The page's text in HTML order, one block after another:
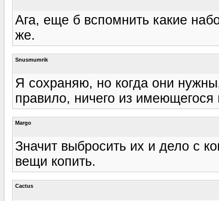
Ага, еще б вспомнить какие
же.
Snusmumrik
Я сохраняю, но когда они
правило, ничего из имеющегося
Margo
Значит выбросить их и дело с
вещи копить.
Cactus